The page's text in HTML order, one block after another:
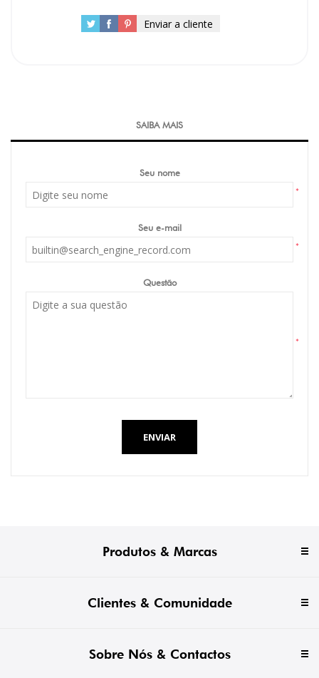
Enviar a cliente
SAIBA MAIS
Seu nome
*
Seu e-mail
*
Questão
*
ENVIAR
Produtos & Marcas
Clientes & Comunidade
Sobre Nós & Contactos